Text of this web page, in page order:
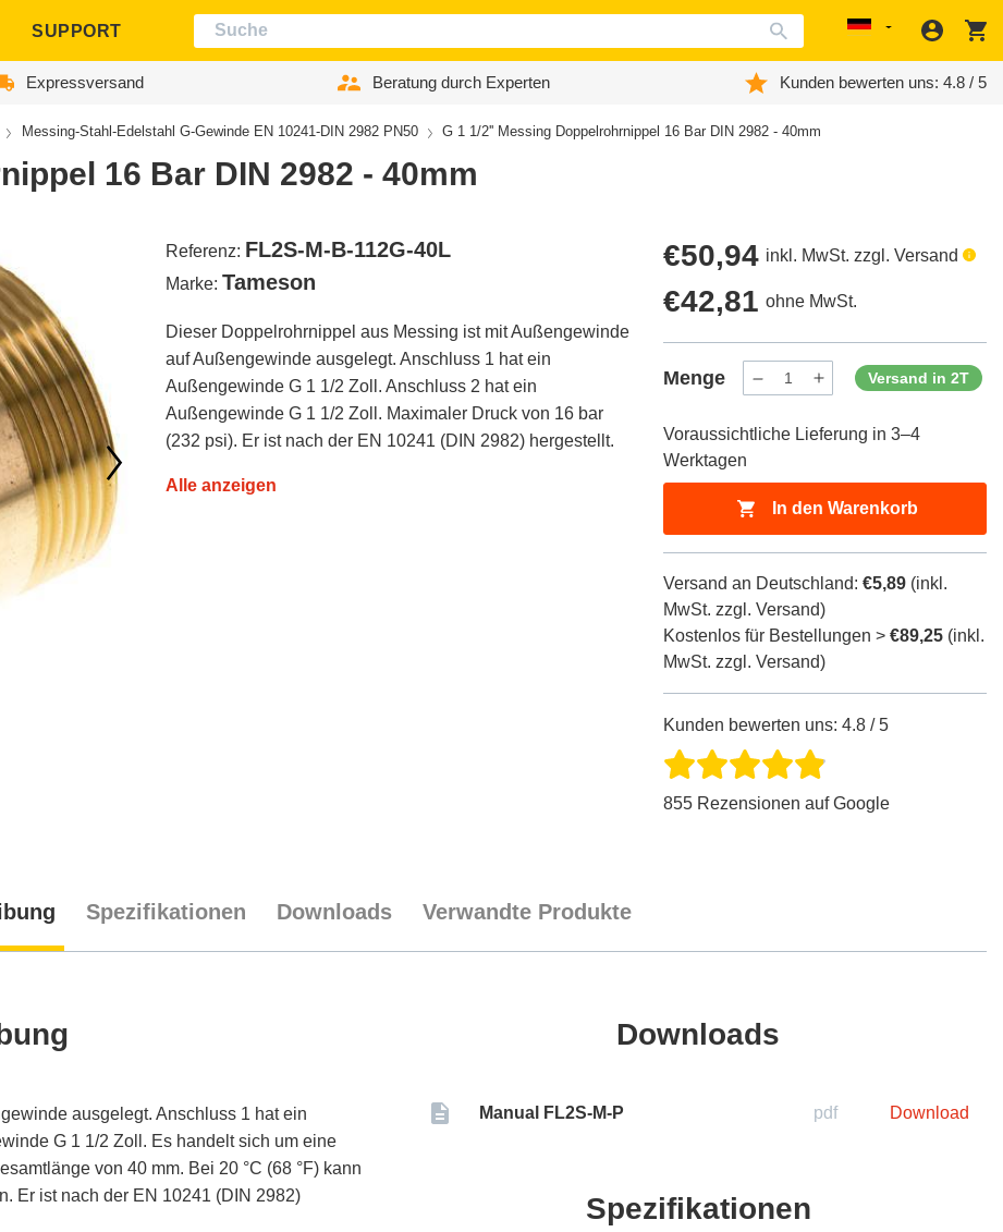
SUPPORT Localization
Expressversand Beratung durch Experten Kunden bewerten uns: 4.8 / 5
Messing-Stahl-Edelstahl G-Gewinde EN 10241-DIN 2982 PN50 G 1 1/2'' Messing Doppelrohrnippel 16 Bar DIN 2982 - 40mm
16 Bar DIN 2982 - 40mm
Referenz: FL2S-M-B-112G-40L
Marke: Tameson
Dieser Doppelrohrnippel aus Messing ist mit Außengewinde
auf Außengewinde ausgelegt. Anschluss 1 hat ein
Außengewinde G 1 1/2 Zoll. Anschluss 2 hat ein
Außengewinde G 1 1/2 Zoll. Maximaler Druck von 16 bar
(232 psi). Er ist nach der EN 10241 (DIN 2982) hergestellt.
Alle anzeigen
Regulärer
Preis
€50,94 inkl. MwSt. zzgl. Versand
Regulärer
Preis
€42,81 ohne MwSt.
Menge
Menge
ProductDrop
Menge
ProductDrop
Versand in 2T
Voraussichtliche Lieferung in 3–4
Werktagen
In den Warenkorb
Versand an Deutschland:€5,89 (inkl.
MwSt. zzgl. Versand)
Kostenlos für Bestellungen >€89,25 (inkl.
MwSt. zzgl. Versand)
Kunden bewerten uns: 4.8 / 5
855 Rezensionen auf Google
Spezifikationen Downloads Verwandte Produkte
ausgelegt. Anschluss 1 hat ein
G 1 1/2 Zoll. Es handelt sich um eine
von 40 mm. Bei 20 °C (68 °F) kann
Er ist nach der EN 10241 (DIN 2982)
Downloads
Manual FL2S-M-P pdf Download
Spezifikationen